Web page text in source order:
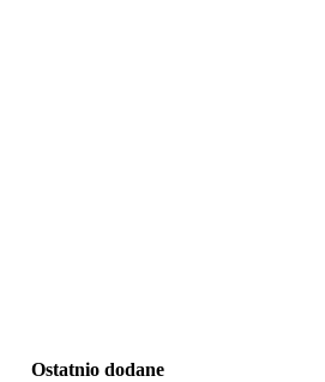
Ostatnio dodane